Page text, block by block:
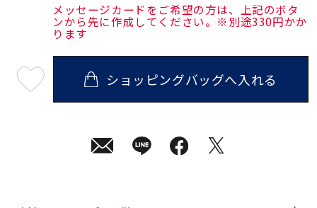
メッセージカードをご希望の方は、上記のボタ
ンから先に作成してください。※別途330円かか
ります
08
ショッピングバッグへ入れる